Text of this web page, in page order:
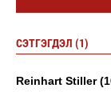
СЭТГЭГДЭЛ (1)
Reinhart Stiller